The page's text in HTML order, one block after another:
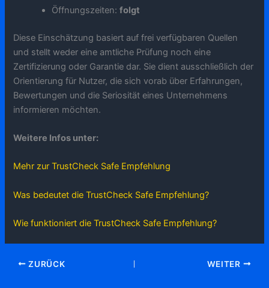
Öffnungszeiten:folgt
Diese Einschätzung basiert auf frei verfügbaren Quellen
und stellt weder eine amtliche Prüfung noch eine
Zertifizierung oder Garantie dar. Sie dient ausschließlich der
Orientierung für Nutzer, die sich vorab über Erfahrungen,
Bewertungen und die Seriosität eines Unternehmens
informieren möchten.
Weitere Infos unter:
Mehr zur TrustCheck Safe Empfehlung
Was bedeutet die TrustCheck Safe Empfehlung?
Wie funktioniert die TrustCheck Safe Empfehlung?
ZURÜCK WEITER